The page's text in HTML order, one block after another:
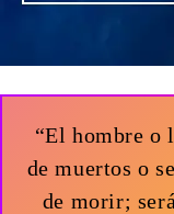
“El hombre o
de muertos o
de morir;